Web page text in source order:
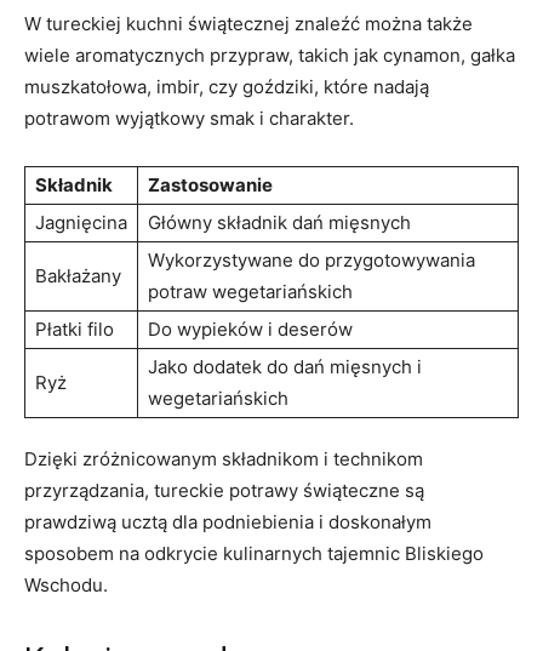
W tureckiej kuchni świątecznej znaleźć można także
wiele aromatycznych⁤ przypraw, takich jak cynamon, gałka
muszkatołowa, imbir,‌ czy goździki, które nadają
potrawom wyjątkowy smak i ‍charakter.
Składnik
Zastosowanie
Jagnięcina
Główny składnik dań mięsnych
Bakłażany
Wykorzystywane do ‍przygotowywania
potraw wegetariańskich
Płatki filo
Do wypieków i deserów
Ryż
Jako dodatek do dań mięsnych ⁢i
wegetariańskich
Dzięki zróżnicowanym składnikom i technikom
przyrządzania, ⁤tureckie potrawy świąteczne są
prawdziwą ucztą dla ⁣podniebienia ⁢i doskonałym
sposobem na odkrycie kulinarnych tajemnic ⁣Bliskiego
Wschodu.